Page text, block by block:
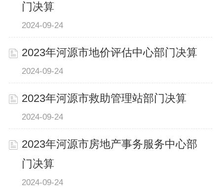
门决算
2024-09-24
2023年河源市地价评估中心部门决算
2024-09-24
2023年河源市救助管理站部门决算
2024-09-24
2023年河源市房地产事务服务中心部
门决算
2024-09-24